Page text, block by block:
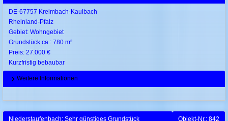
DE-67757 Kreimbach-Kaulbach
Rheinland-Pfalz
Gebiet: Wohngebiet
Grundstück ca.: 780 m²
Preis: 27.000 €
Kurzfristig bebaubar
Weitere Informationen
Niederstaufenbach: Sehr günstiges Grundstück Objekt-Nr.: 842